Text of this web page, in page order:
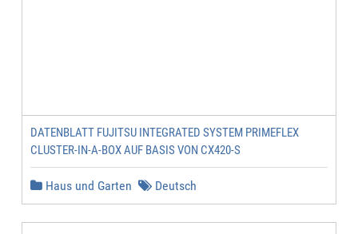
DATENBLATT FUJITSU INTEGRATED SYSTEM PRIMEFLEX
CLUSTER-IN-A-BOX AUF BASIS VON CX420-S
Haus und Garten Deutsch